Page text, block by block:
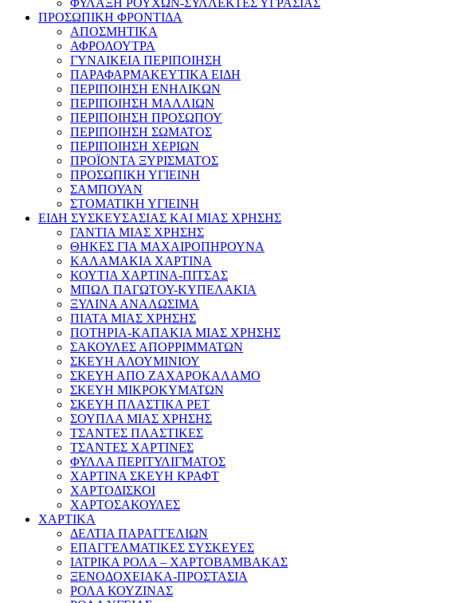
ΠΡΟΣΩΠΙΚΗ ΦΡΟΝΤΙΔΑ
ΑΠΟΣΜΗΤΙΚΑ
ΑΦΡΟΛΟΥΤΡΑ
ΓΥΝΑΙΚΕΙΑ ΠΕΡΙΠΟΙΗΣΗ
ΠΑΡΑΦΑΡΜΑΚΕΥΤΙΚΑ ΕΙΔΗ
ΠΕΡΙΠΟΙΗΣΗ ΕΝΗΛΙΚΩΝ
ΠΕΡΙΠΟΙΗΣΗ ΜΑΛΛΙΩΝ
ΠΕΡΙΠΟΙΗΣΗ ΠΡΟΣΩΠΟΥ
ΠΕΡΙΠΟΙΗΣΗ ΣΩΜΑΤΟΣ
ΠΕΡΙΠΟΙΗΣΗ ΧΕΡΙΩΝ
ΠΡΟΪΟΝΤΑ ΞΥΡΙΣΜΑΤΟΣ
ΠΡΟΣΩΠΙΚΗ ΥΓΙΕΙΝΗ
ΣΑΜΠΟΥΑΝ
ΣΤΟΜΑΤΙΚΗ ΥΓΙΕΙΝΗ
ΕΙΔΗ ΣΥΣΚΕΥΣΑΣΙΑΣ ΚΑΙ ΜΙΑΣ ΧΡΗΣΗΣ
ΓΑΝΤΙΑ ΜΙΑΣ ΧΡΗΣΗΣ
ΘΗΚΕΣ ΓΙΑ ΜΑΧΑΙΡΟΠΗΡΟΥΝΑ
ΚΑΛΑΜΑΚΙΑ ΧΑΡΤΙΝΑ
ΚΟΥΤΙΑ ΧΑΡΤΙΝΑ-ΠΙΤΣΑΣ
ΜΠΩΛ ΠΑΓΩΤΟΥ-ΚΥΠΕΛΑΚΙΑ
ΞΥΛΙΝΑ ΑΝΑΛΩΣΙΜΑ
ΠΙΑΤΑ ΜΙΑΣ ΧΡΗΣΗΣ
ΠΟΤΗΡΙΑ-ΚΑΠΑΚΙΑ ΜΙΑΣ ΧΡΗΣΗΣ
ΣΑΚΟΥΛΕΣ ΑΠΟΡΡΙΜΜΑΤΩΝ
ΣΚΕΥΗ ΑΛΟΥΜΙΝΙΟΥ
ΣΚΕΥΗ ΑΠΟ ΖΑΧΑΡΟΚΑΛΑΜΟ
ΣΚΕΥΗ ΜΙΚΡΟΚΥΜΑΤΩΝ
ΣΚΕΥΗ ΠΛΑΣΤΙΚΑ PET
ΣΟΥΠΛΑ ΜΙΑΣ ΧΡΗΣΗΣ
ΤΣΑΝΤΕΣ ΠΛΑΣΤΙΚΕΣ
ΤΣΑΝΤΕΣ ΧΑΡΤΙΝΕΣ
ΦΥΛΛΑ ΠΕΡΙΤΥΛΙΓΜΑΤΟΣ
ΧΑΡΤΙΝΑ ΣΚΕΥΗ ΚΡΑΦΤ
ΧΑΡΤΟΔΙΣΚΟΙ
ΧΑΡΤΟΣΑΚΟΥΛΕΣ
ΧΑΡΤΙΚΑ
ΔΕΛΤΙΑ ΠΑΡΑΓΓΕΛΙΩΝ
ΕΠΑΓΓΕΛΜΑΤΙΚΕΣ ΣΥΣΚΕΥΕΣ
ΙΑΤΡΙΚΑ ΡΟΛΑ – ΧΑΡΤΟΒΑΜΒΑΚΑΣ
ΞΕΝΟΔΟΧΕΙΑΚΑ-ΠΡΟΣΤΑΣΙΑ
ΡΟΛΑ ΚΟΥΖΙΝΑΣ